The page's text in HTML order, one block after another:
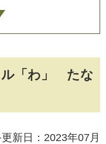
ル「わ」 たな
新日：2023年07月